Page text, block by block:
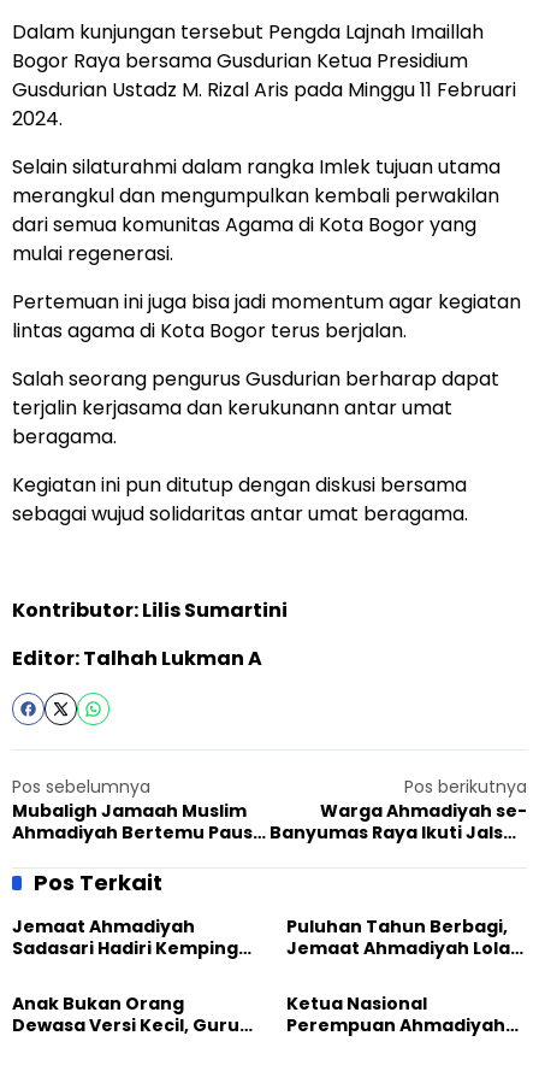
Dalam kunjungan tersebut Pengda Lajnah Imaillah
Bogor Raya bersama Gusdurian Ketua Presidium
Gusdurian Ustadz M. Rizal Aris pada Minggu 11 Februari
2024.
Selain silaturahmi dalam rangka Imlek tujuan utama
merangkul dan mengumpulkan kembali perwakilan
dari semua komunitas Agama di Kota Bogor yang
mulai regenerasi.
Pertemuan ini juga bisa jadi momentum agar kegiatan
lintas agama di Kota Bogor terus berjalan.
Salah seorang pengurus Gusdurian berharap dapat
terjalin kerjasama dan kerukunann antar umat
beragama.
Kegiatan ini pun ditutup dengan diskusi bersama
sebagai wujud solidaritas antar umat beragama.
Kontributor: Lilis Sumartini
Editor: Talhah Lukman A
Pos sebelumnya
Mubaligh Jamaah Muslim
Ahmadiyah Bertemu Paus
Pos berikutnya
Warga Ahmadiyah se-
Banyumas Raya Ikuti Jalsah
Peringatan Siratun Nabi
Pos Terkait
Jemaat Ahmadiyah
Sadasari Hadiri Kemping
Majalengka
Puluhan Tahun Berbagi,
Jemaat Ahmadiyah Lolak
Sembako kepada Warga
Anak Bukan Orang
Dewasa Versi Kecil, Guru
Ketua Nasional
Perempuan Ahmadiyah